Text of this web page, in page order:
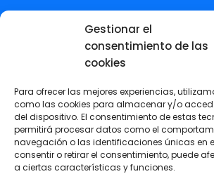
Gestionar el
consentimiento de las
cookies
Para ofrecer las mejores experiencias,
como las cookies para almacenar y/o
del dispositivo. El consentimiento de estas
permitirá procesar datos como el
navegación o las identificaciones únicas en
consentir o retirar el consentimiento, puede
a ciertas características y funciones.
© 2024 - Colegio Oficial de
Industriales de la Región de Murcia